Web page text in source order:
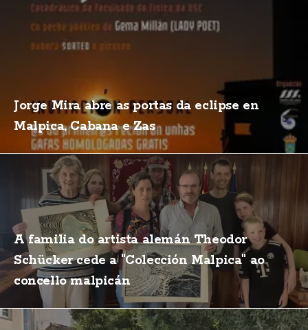
Jorge Mira abre as portas da eclipse en
Malpica, Cabana e Zas
A familia do artista alemán Theodor
Schücker cede a "Colección Malpica" ao
concello malpicán